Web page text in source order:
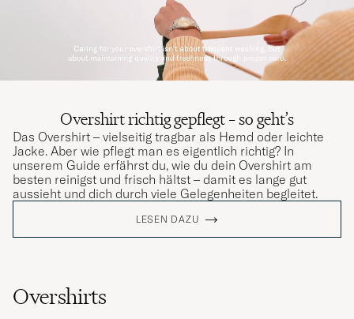
Overshirt richtig gepflegt – so geht’s
Das Overshirt – vielseitig tragbar als Hemd oder leichte
Jacke. Aber wie pflegt man es eigentlich richtig? In
unserem Guide erfährst du, wie du dein Overshirt am
besten reinigst und frisch hältst – damit es lange gut
aussieht und dich durch viele Gelegenheiten begleitet.
LESEN DAZU
Overshirts